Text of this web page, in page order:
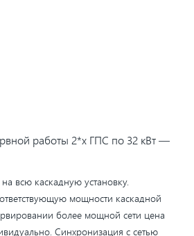
работы 2*х ГПС по 32 кВт —
всю каскадную установку.
мощности каскадной
более мощной сети цена
Синхронизация с сетью